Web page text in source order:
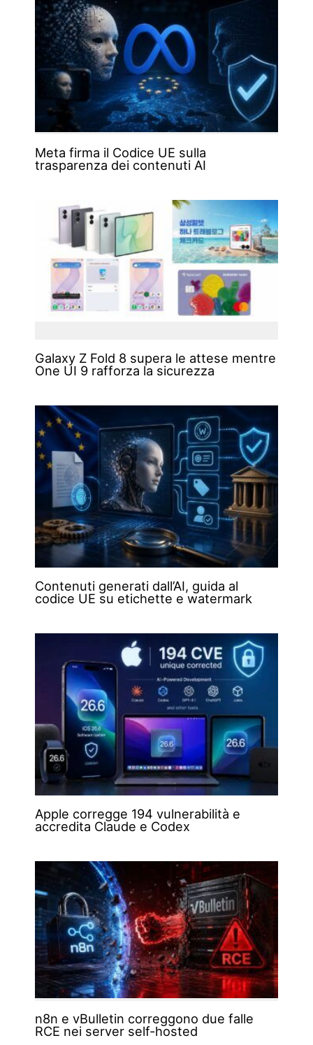
Meta firma il Codice UE sulla
trasparenza dei contenuti AI
Galaxy Z Fold 8 supera le attese mentre
One UI 9 rafforza la sicurezza
Contenuti generati dall’AI, guida al
codice UE su etichette e watermark
Apple corregge 194 vulnerabilità e
accredita Claude e Codex
n8n e vBulletin correggono due falle
RCE nei server self-hosted